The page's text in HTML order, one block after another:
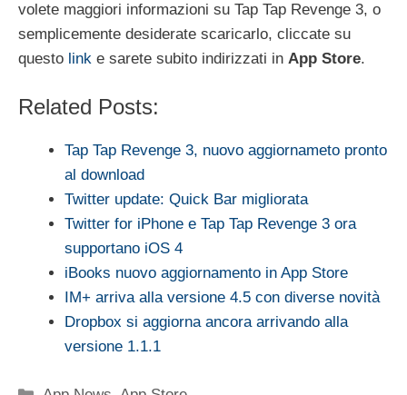
volete maggiori informazioni su Tap Tap Revenge 3, o
semplicemente desiderate scaricarlo, cliccate su
questo link e sarete subito indirizzati in App Store.
Related Posts:
Tap Tap Revenge 3, nuovo aggiornameto pronto
al download
Twitter update: Quick Bar migliorata
Twitter for iPhone e Tap Tap Revenge 3 ora
supportano iOS 4
iBooks nuovo aggiornamento in App Store
IM+ arriva alla versione 4.5 con diverse novità
Dropbox si aggiorna ancora arrivando alla
versione 1.1.1